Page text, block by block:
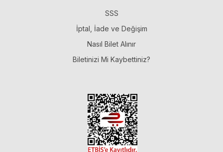
SSS
İptal, İade ve Değişim
Nasıl Bilet Alınır
Biletinizi Mi Kaybettiniz?